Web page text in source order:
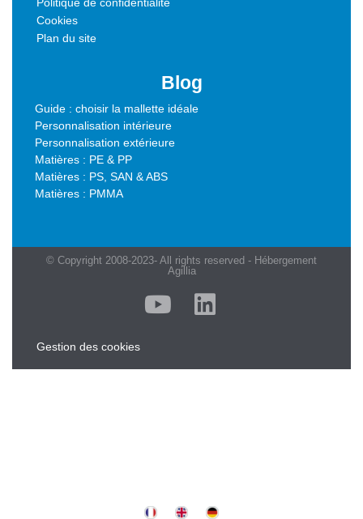
Politique de confidentialité
Cookies
Plan du site
Blog
Guide : choisir la mallette idéale
Personnalisation intérieure
Personnalisation extérieure
Matières : PE & PP
Matières : PS, SAN & ABS
Matières : PMMA
© Copyright 2008-2023- All rights reserved - Hébergement
Agillia
Gestion des cookies